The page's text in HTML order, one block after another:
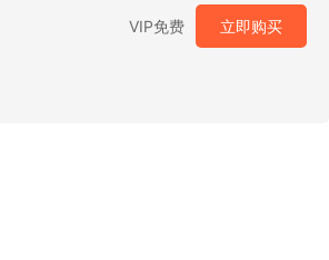
VIP免费 立即购买